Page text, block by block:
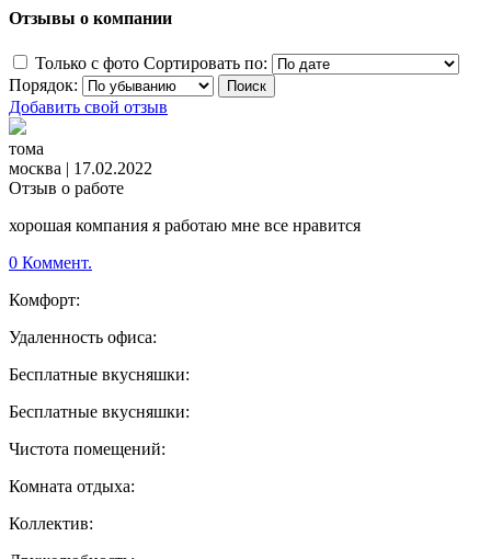
Отзывы о компании
Только с фото Сортировать по:
Порядок:
Добавить свой отзыв
тома
москва | 17.02.2022
Отзыв о работе
хорошая компания я работаю мне все нравится
0 Коммент.
Комфорт:
Удаленность офиса:
Бесплатные вкусняшки:
Бесплатные вкусняшки:
Чистота помещений:
Комната отдыха:
Коллектив: